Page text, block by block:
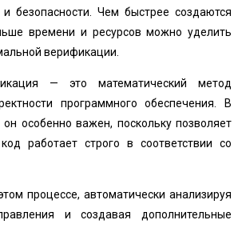
безопасности. Чем быстрее создаются
времени и ресурсов можно уделить
верификации.
— это математический метод
программного обеспечения. В
он особенно важен, поскольку позволяет
работает строго в соответствии со
процессе, автоматически анализируя
и создавая дополнительные